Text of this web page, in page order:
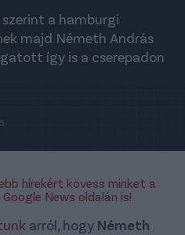
a hamburgi
majd Németh András
így is a cserepadon
hírekért kövess minket a
Google News oldalán is!
arról, hogy Németh